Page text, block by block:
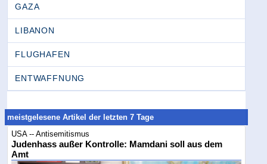
GAZA
LIBANON
FLUGHAFEN
ENTWAFFNUNG
meistgelesene Artikel der letzten 7 Tage
USA -- Antisemitismus
Judenhass außer Kontrolle: Mamdani soll aus dem
Amt